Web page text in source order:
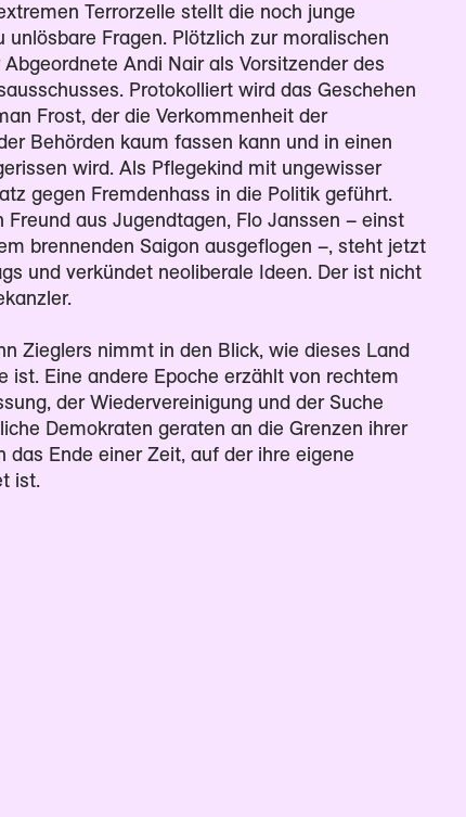
Terrorzelle stellt die noch junge
unlösbare Fragen. Plötzlich zur moralischen
Andi Nair als Vorsitzender des
Protokolliert wird das Geschehen
Frost, der die Verkommenheit der
Behörden kaum fassen kann und in einen
wird. Als Pflegekind mit ungewisser
gegen Fremdenhass in die Politik geführt.
Freund aus Jugendtagen, Flo Janssen – einst
brennenden Saigon ausgeflogen –, steht jetzt
und verkündet neoliberale Ideen. Der ist nicht
Zieglers nimmt in den Blick, wie dieses Land
ist. Eine andere Epoche erzählt von rechtem
der Wiedervereinigung und der Suche
Demokraten geraten an die Grenzen ihrer
das Ende einer Zeit, auf der ihre eigene
ist.